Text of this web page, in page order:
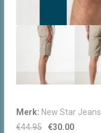
Merk: New Star Jeans
€44.95
Oorspronkelijke
€30.00